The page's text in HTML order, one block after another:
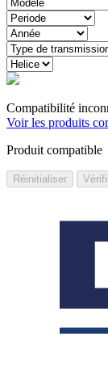
Compatibilité
Voir les produits
Produit compatible
Réinitialiser